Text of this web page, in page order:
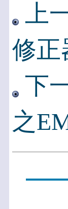
上
修正
下
之